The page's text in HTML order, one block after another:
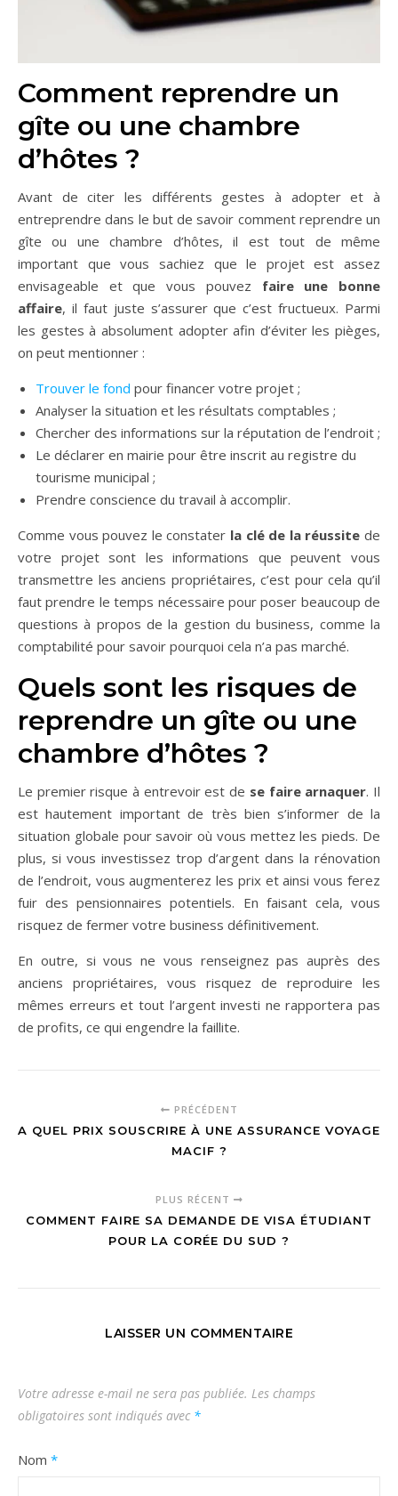
Comment reprendre un
gîte ou une chambre
d’hôtes ?
Avant de citer les différents gestes à adopter et à
entreprendre dans le but de savoir comment reprendre un
gîte ou une chambre d’hôtes, il est tout de même
important que vous sachiez que le projet est assez
envisageable et que vous pouvez faire une bonne
affaire, il faut juste s’assurer que c’est fructueux. Parmi
les gestes à absolument adopter afin d’éviter les pièges,
on peut mentionner :
Trouver le fond pour financer votre projet ;
Analyser la situation et les résultats comptables ;
Chercher des informations sur la réputation de l’endroit ;
Le déclarer en mairie pour être inscrit au registre du
tourisme municipal ;
Prendre conscience du travail à accomplir.
Comme vous pouvez le constater la clé de la réussite de
votre projet sont les informations que peuvent vous
transmettre les anciens propriétaires, c’est pour cela qu’il
faut prendre le temps nécessaire pour poser beaucoup de
questions à propos de la gestion du business, comme la
comptabilité pour savoir pourquoi cela n’a pas marché.
Quels sont les risques de
reprendre un gîte ou une
chambre d’hôtes ?
Le premier risque à entrevoir est de se faire arnaquer. Il
est hautement important de très bien s’informer de la
situation globale pour savoir où vous mettez les pieds. De
plus, si vous investissez trop d’argent dans la rénovation
de l’endroit, vous augmenterez les prix et ainsi vous ferez
fuir des pensionnaires potentiels. En faisant cela, vous
risquez de fermer votre business définitivement.
En outre, si vous ne vous renseignez pas auprès des
anciens propriétaires, vous risquez de reproduire les
mêmes erreurs et tout l’argent investi ne rapportera pas
de profits, ce qui engendre la faillite.
PRÉCÉDENT
A QUEL PRIX SOUSCRIRE À UNE ASSURANCE VOYAGE
MACIF ?
PLUS RÉCENT
COMMENT FAIRE SA DEMANDE DE VISA ÉTUDIANT
POUR LA CORÉE DU SUD ?
LAISSER UN COMMENTAIRE
Votre adresse e-mail ne sera pas publiée. Les champs
obligatoires sont indiqués avec *
Nom *